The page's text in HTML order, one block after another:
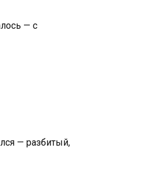
— с
— разбитый,